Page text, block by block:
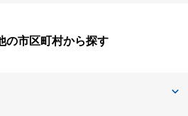
の市区町村から探す